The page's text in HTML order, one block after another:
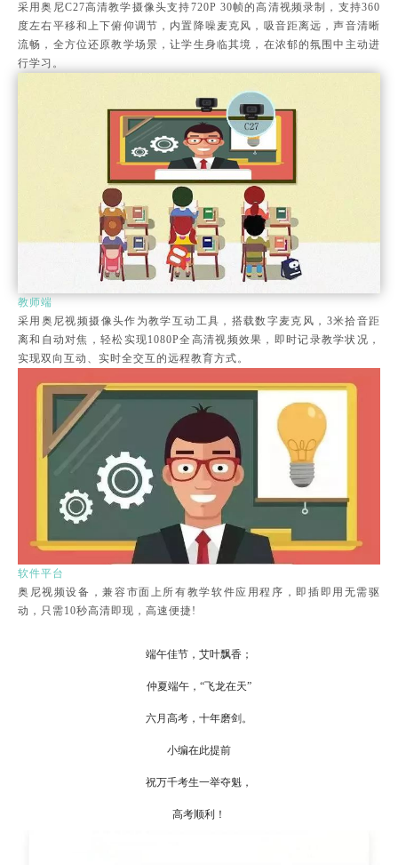
采用奥尼C27高清教学摄像头支持720P 30帧的高清视频录制，支持360
度左右平移和上下俯仰调节，内置降噪麦克风，吸音距离远，声音清晰
流畅，全方位还原教学场景，让学生身临其境，在浓郁的氛围中主动进
行学习。
教师端
采用奥尼视频摄像头作为教学互动工具，搭载数字麦克风，3米拾音距
离和自动对焦，轻松实现1080P全高清视频效果，即时记录教学状况，
实现双向互动、实时全交互的远程教育方式。
软件平台
奥尼视频设备，兼容市面上所有教学软件应用程序，即插即用无需驱
动，只需10秒高清即现，高速便捷!
端午佳节，艾叶飘香；
仲夏端午，“飞龙在天”
六月高考，十年磨剑。
小编在此提前
祝万千考生一举夺魁，
高考顺利！